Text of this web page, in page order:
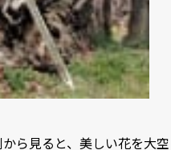
ら見ると、美しい花を大空